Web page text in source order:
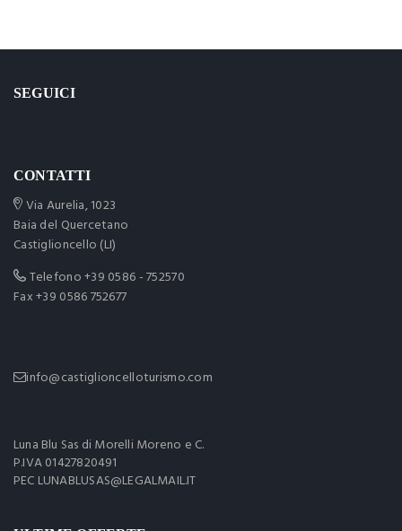
SEGUICI
CONTATTI
Via Aurelia, 1023
Baia del Quercetano
Castiglioncello (LI)
Telefono+39 0586 - 752570
Fax +39 0586 752677
info@castiglioncelloturismo.com
Luna Blu Sas di Morelli Moreno e C.
P.IVA 01427820491
PEC LUNABLUSAS@LEGALMAIL.IT